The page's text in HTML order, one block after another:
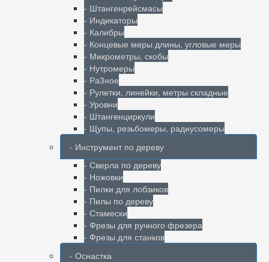
- Штангенрейсмасы
- Индикаторы
- Калибры
- Концевые меры длины, угловые меры
- Микрометры, скобы
- Нутромеры
- Ра3ное
- Рулетки, линейки, метры складные
- Уровни
- Штангенциркули
- Щупы, резьбомеры, радиусомеры
- Инструмент по дереву
- Сверла по дереву
- Ножовки
- Пилки для лобзиков
- Пилы по дереву
- Стамески
- Фрезы для ручного фрезера
- Фрезы для станков
- Оснастка